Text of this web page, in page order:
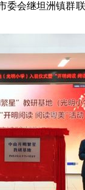
委会继坦洲镇群